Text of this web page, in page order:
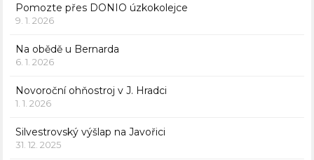
Pomozte přes DONIO úzkokolejce
9. 1. 2026
Na obědě u Bernarda
6. 1. 2026
Novoroční ohňostroj v J. Hradci
1. 1. 2026
Silvestrovský výšlap na Javořici
31. 12. 2025